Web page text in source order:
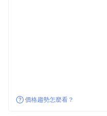
價格趨勢怎麼看？